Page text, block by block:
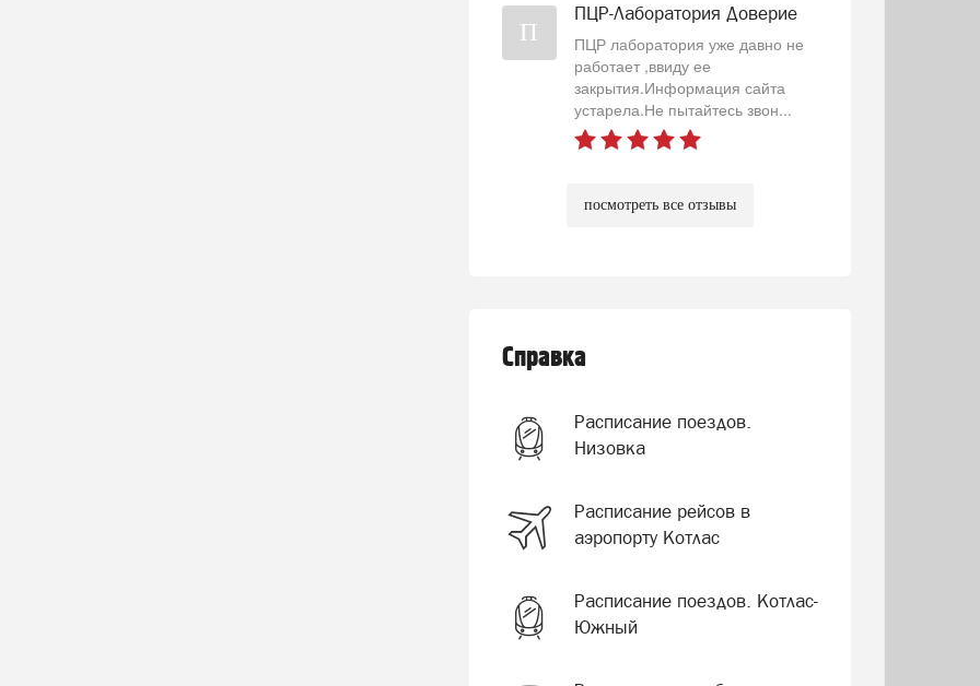
П
ПЦР-Лаборатория Доверие
ПЦР лаборатория уже давно не
работает ,ввиду ее
закрытия.Информация сайта
устарела.Не пытайтесь звон...
посмотреть все отзывы
Справка
Расписание поездов.
Низовка
Расписание рейсов в
аэропорту Котлас
Расписание поездов. Котлас-
Южный